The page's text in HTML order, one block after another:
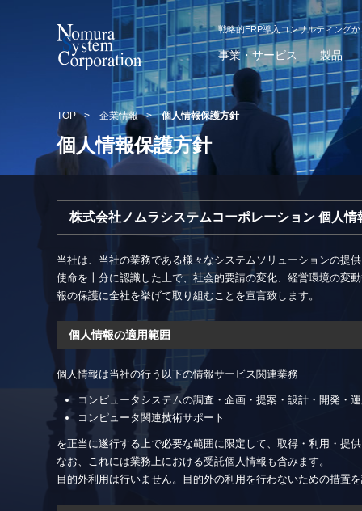
戦略的ERP導入コンサルティング
事業・サービス 製品
TOP > 企業情報 >個人情報保護方針
個人情報保護方針
株式会社ノムラシステムコーポレーション 個人情
当社は、当社の業務である様々なシステムソリューションの提
使命を十分に認識した上で、社会的要請の変化、経営環境の変
報の保護に全社を挙げて取り組むことを宣言致します。
個人情報の適用範囲
個人情報は当社の行う以下の情報サービス関連業務
コンピュータシステムの調査・企画・提案・設計・開発・
コンピュータ関連技術サポート
を正当に遂行する上で必要な範囲に限定して、取得・利用・提
なお、これには業務上における受託個人情報も含みます。
目的外利用は行いません。目的外の利用を行わないための措置